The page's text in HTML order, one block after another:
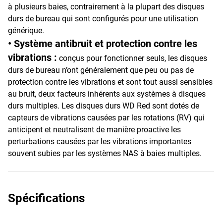
à plusieurs baies, contrairement à la plupart des disques
durs de bureau qui sont configurés pour une utilisation
générique.
• Système antibruit et protection contre les
vibrations : conçus pour fonctionner seuls, les disques
durs de bureau n’ont généralement que peu ou pas de
protection contre les vibrations et sont tout aussi sensibles
au bruit, deux facteurs inhérents aux systèmes à disques
durs multiples. Les disques durs WD Red sont dotés de
capteurs de vibrations causées par les rotations (RV) qui
anticipent et neutralisent de manière proactive les
perturbations causées par les vibrations importantes
souvent subies par les systèmes NAS à baies multiples.
Spécifications